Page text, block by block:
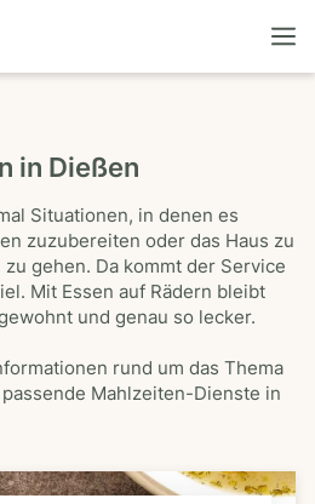
in Dießen
Situationen, in denen es
zuzubereiten oder das Haus zu
gehen. Da kommt der Service
Mit Essen auf Rädern bleibt
und genau so lecker.
rund um das Thema
Mahlzeiten-Dienste in